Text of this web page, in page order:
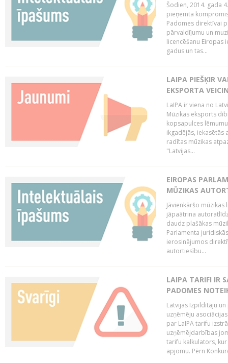
Šodien, 2014. gada
pieņemta
Padomes direktīvai
pārvaldījumu un
licencēšanu Eiropas
gadus un tas...
LAIPA PIEŠĶIR
EKSPORTA
LaIPA ir viena no
Mūzikas eksports
kopsapulces
ikgadējās, iekasētās
radītas mūzikas
"Latvijas...
EIROPAS
MŪZIKAS
Jāvienkāršo
jāpaātrina
daudz plašākas
Parlamenta
ierosinājumos
autortiesību...
LAIPA TARIFI IR
PADOMES
Latvijas Izpildītāju
uzņēmēju
par LaIPA tarifu
uzņēmējdarbības
tarifu kalkulators,
apjomu. Pērn